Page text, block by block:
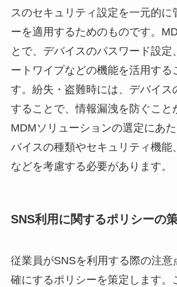
スのセキュリティ設定を一元的に
ーを適用するためのものです。
とで、デバイスのパスワード設定
ートワイプなどの機能を活用する
す。紛失・盗難時には、デバイス
することで、情報漏洩を防ぐこと
MDMソリューションの選定にあ
バイスの種類やセキュリティ機能
などを考慮する必要があります。
SNS利用に関するポリシーの
従業員がSNSを利用する際の注意
確にするポリシーを策定します。